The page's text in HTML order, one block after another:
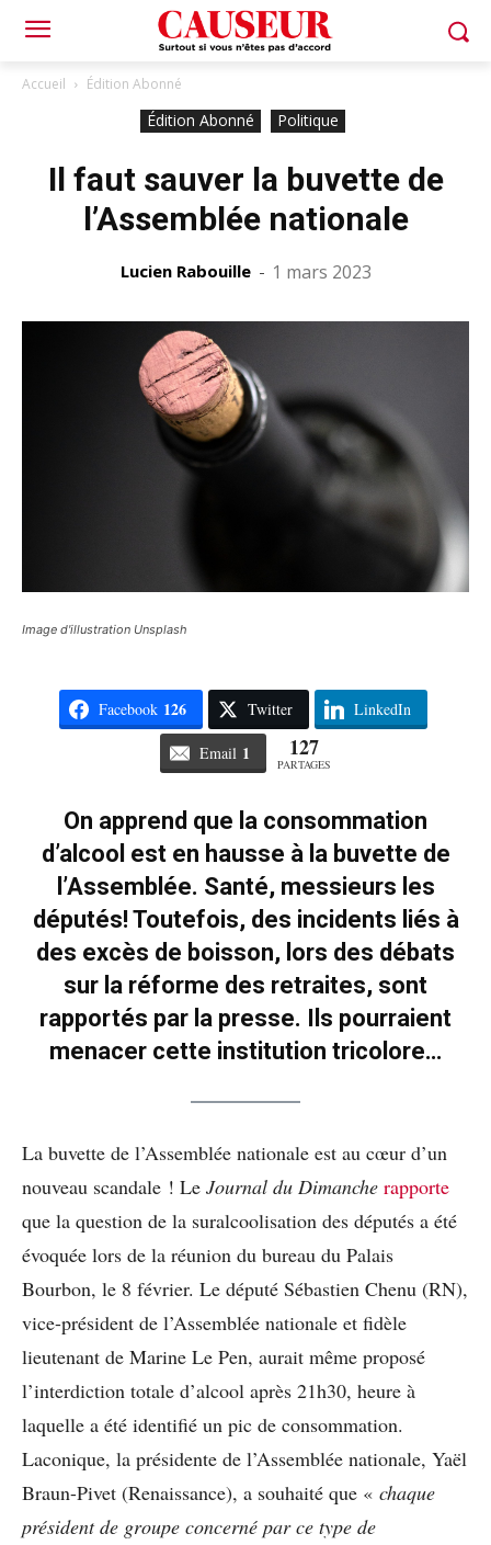
Accueil Édition Abonné
Édition Abonné Politique
Il faut sauver la buvette de
l’Assemblée nationale
Lucien Rabouille - 1 mars 2023
Image d'illustration Unsplash
Facebook 126 Twitter LinkedIn
Email 1 127
PARTAGES
On apprend que la consommation
d’alcool est en hausse à la buvette de
l’Assemblée. Santé, messieurs les
députés! Toutefois, des incidents liés à
des excès de boisson, lors des débats
sur la réforme des retraites, sont
rapportés par la presse. Ils pourraient
menacer cette institution tricolore…
La buvette de l’Assemblée nationale est au cœur d’un
nouveau scandale ! Le Journal du Dimanche rapporte
que la question de la suralcoolisation des députés a été
évoquée lors de la réunion du bureau du Palais
Bourbon, le 8 février. Le député Sébastien Chenu (RN),
vice-président de l’Assemblée nationale et fidèle
lieutenant de Marine Le Pen, aurait même proposé
l’interdiction totale d’alcool après 21h30, heure à
laquelle a été identifié un pic de consommation.
Laconique, la présidente de l’Assemblée nationale, Yaël
Braun-Pivet (Renaissance), a souhaité que « chaque
président de groupe concerné par ce type de